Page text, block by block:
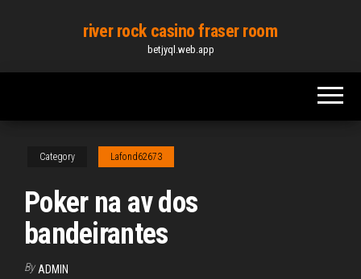
content
river rock casino fraser room
betjyql.web.app
Category Lafond62673
Poker na av dos
bandeirantes
By ADMIN